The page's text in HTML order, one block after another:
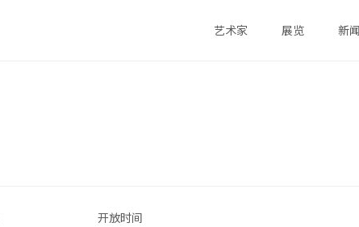
艺术家 展览 新闻
开放时间